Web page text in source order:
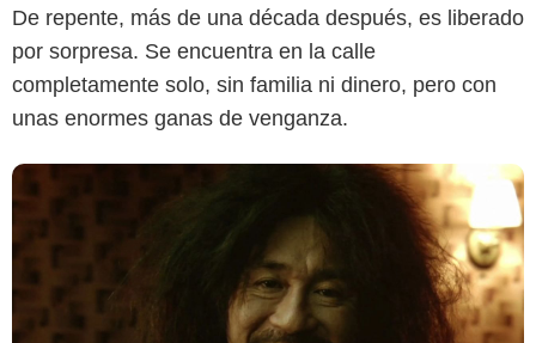
De repente, más de una década después, es liberado
por sorpresa. Se encuentra en la calle
completamente solo, sin familia ni dinero, pero con
unas enormes ganas de venganza.